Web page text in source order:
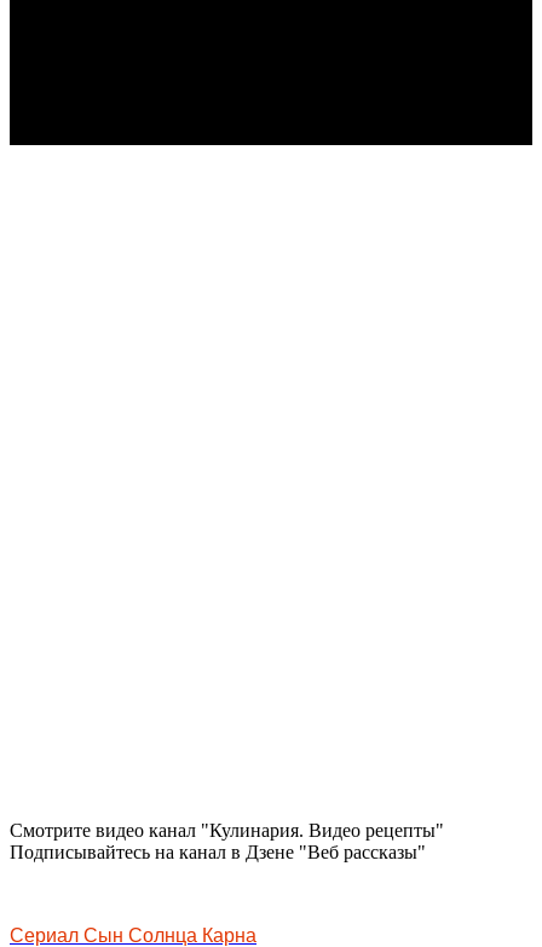
Смотрите видео канал "Кулинария. Видео рецепты"
Подписывайтесь на канал в Дзене "Веб рассказы"
Сериал Сын Солнца Карна